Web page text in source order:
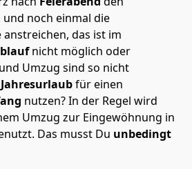
noch einmal die
das ist im
nicht möglich oder
Umzug sind so nicht
Jahresurlaubfür einen
nutzen? In der Regel wird
Umzug zur Eingewöhnung in
Das musst Du unbedingt